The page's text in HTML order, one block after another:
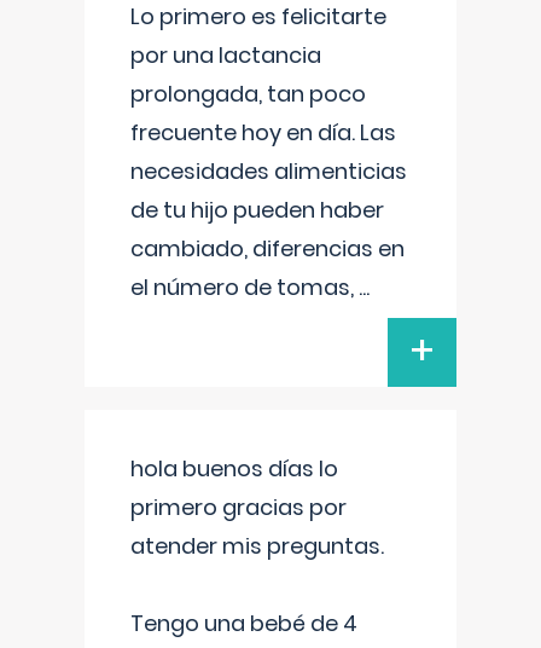
Lo primero es felicitarte
por una lactancia
prolongada, tan poco
frecuente hoy en día. Las
necesidades alimenticias
de tu hijo pueden haber
cambiado, diferencias en
el número de tomas, ...
+
hola buenos días lo
primero gracias por
atender mis preguntas.
Tengo una bebé de 4